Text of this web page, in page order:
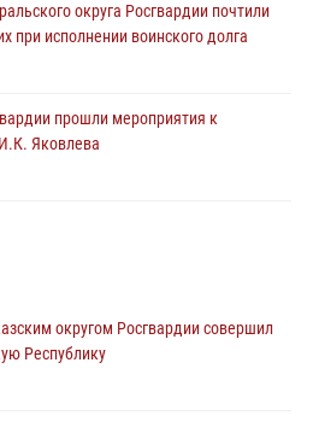
округа Росгвардии почтили
при исполнении воинского долга
прошли мероприятия к
Яковлева
вооружения для участников сбора
округом Росгвардии совершил
Республику